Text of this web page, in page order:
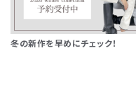
冬の新作を早めにチェック！